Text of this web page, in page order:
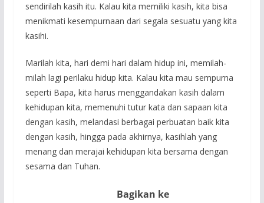
sendirilah kasih itu. Kalau kita memiliki kasih, kita bisa
menikmati kesempurnaan dari segala sesuatu yang kita
kasihi.
Marilah kita, hari demi hari dalam hidup ini, memilah-
milah lagi perilaku hidup kita. Kalau kita mau sempurna
seperti Bapa, kita harus menggandakan kasih dalam
kehidupan kita, memenuhi tutur kata dan sapaan kita
dengan kasih, melandasi berbagai perbuatan baik kita
dengan kasih, hingga pada akhirnya, kasihlah yang
menang dan merajai kehidupan kita bersama dengan
sesama dan Tuhan.
Bagikan ke